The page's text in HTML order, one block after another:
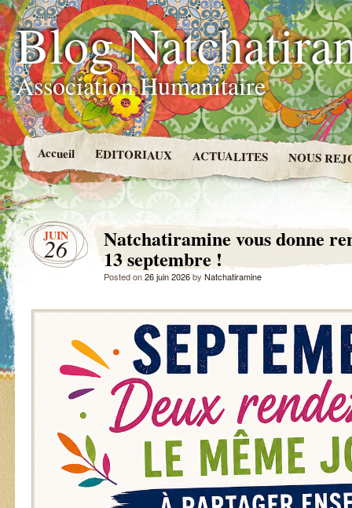
Blog
Association Humanitaire
Accueil EDITORIAUX ACTUALITES NOUS
JUIN
26 Natchatiramine vous donne
13 septembre !
Posted on26 juin 2026by Natchatiramine